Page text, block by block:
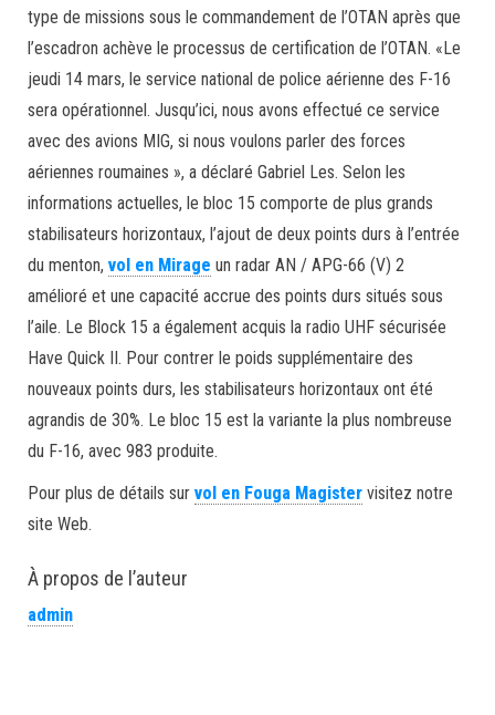
type de missions sous le commandement de l’OTAN après que
l’escadron achève le processus de certification de l’OTAN. «Le
jeudi 14 mars, le service national de police aérienne des F-16
sera opérationnel. Jusqu’ici, nous avons effectué ce service
avec des avions MIG, si nous voulons parler des forces
aériennes roumaines », a déclaré Gabriel Les. Selon les
informations actuelles, le bloc 15 comporte de plus grands
stabilisateurs horizontaux, l’ajout de deux points durs à l’entrée
du menton, vol en Mirage un radar AN / APG-66 (V) 2
amélioré et une capacité accrue des points durs situés sous
l’aile. Le Block 15 a également acquis la radio UHF sécurisée
Have Quick II. Pour contrer le poids supplémentaire des
nouveaux points durs, les stabilisateurs horizontaux ont été
agrandis de 30%. Le bloc 15 est la variante la plus nombreuse
du F-16, avec 983 produite.
Pour plus de détails sur vol en Fouga Magister visitez notre
site Web.
À propos de l’auteur
admin